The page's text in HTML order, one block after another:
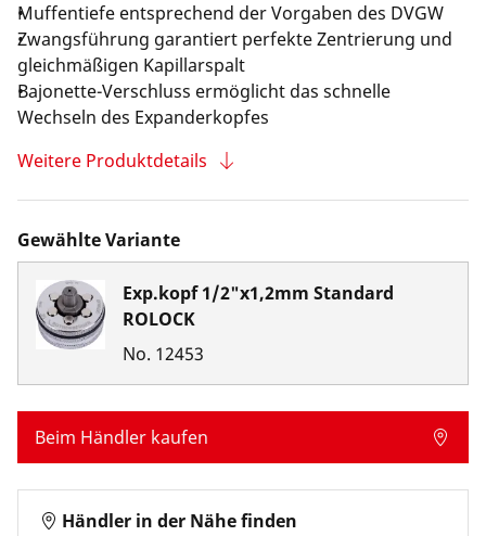
Muffentiefe entsprechend der Vorgaben des DVGW
Zwangsführung garantiert perfekte Zentrierung und
gleichmäßigen Kapillarspalt
Bajonette-Verschluss ermöglicht das schnelle
Wechseln des Expanderkopfes
Weitere Produktdetails
Gewählte Variante
Exp.kopf 1/2"x1,2mm Standard
ROLOCK
No. 12453
Beim Händler kaufen
Händler in der Nähe finden